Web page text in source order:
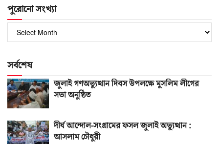
পুরোনো সংখ্যা
পুরোনো
সংখ্যা
সর্বশেষ
জুলাই গণঅভ্যুত্থান দিবস উপলক্ষে মুসলিম লীগের
সভা অনুষ্ঠিত
দীর্ঘ আন্দোল-সংগ্রামের ফসল জুলাই অভ্যুত্থান :
আসলাম চৌধুরী